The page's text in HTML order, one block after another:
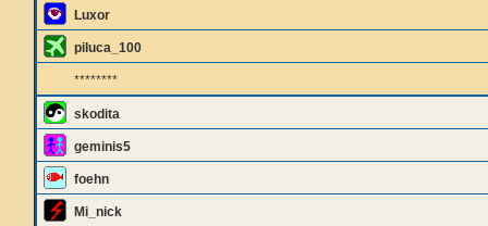
Luxor
piluca_100
********
skodita
geminis5
foehn
Mi_nick